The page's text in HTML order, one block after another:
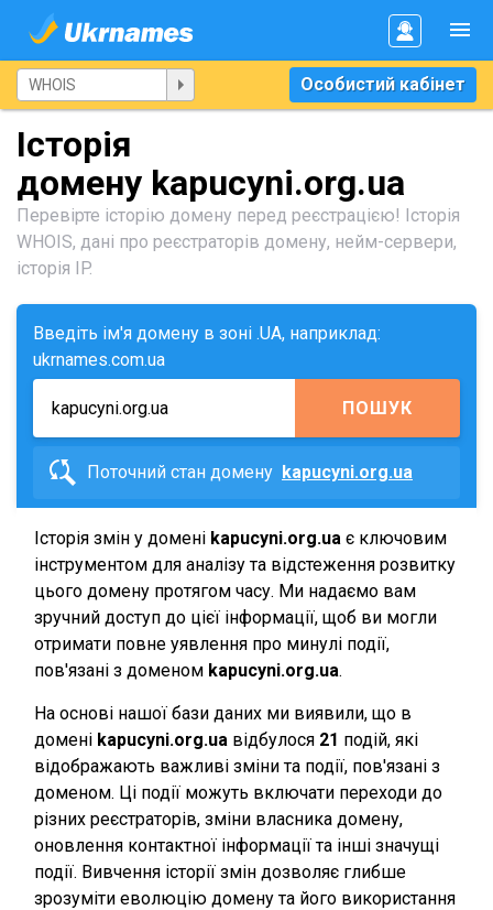
Особистий кабінет
Історія
домену kapucyni.org.ua
Перевірте історію домену перед реєстрацією! Історія
WHOIS, дані про реєстраторів домену, нейм-сервери,
історія IP.
Введіть ім'я домену в зоні .UA, наприклад:
ukrnames.com.ua
ПОШУК
Поточний стан домену kapucyni.org.ua
Історія змін у домені kapucyni.org.ua є ключовим
інструментом для аналізу та відстеження розвитку
цього домену протягом часу. Ми надаємо вам
зручний доступ до цієї інформації, щоб ви могли
отримати повне уявлення про минулі події,
пов'язані з доменом kapucyni.org.ua.
На основі нашої бази даних ми виявили, що в
домені kapucyni.org.ua відбулося 21 подій, які
відображають важливі зміни та події, пов'язані з
доменом. Ці події можуть включати переходи до
різних реєстраторів, зміни власника домену,
оновлення контактної інформації та інші значущі
події. Вивчення історії змін дозволяє глибше
зрозуміти еволюцію домену та його використання